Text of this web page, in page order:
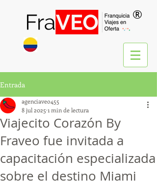
®
Entrada
Viajecito Corazón By
Fraveo fue invitada a
capacitación especializada
sobre el destino Miami
agenciaveo455
8 jul 2025 1 min de lectura